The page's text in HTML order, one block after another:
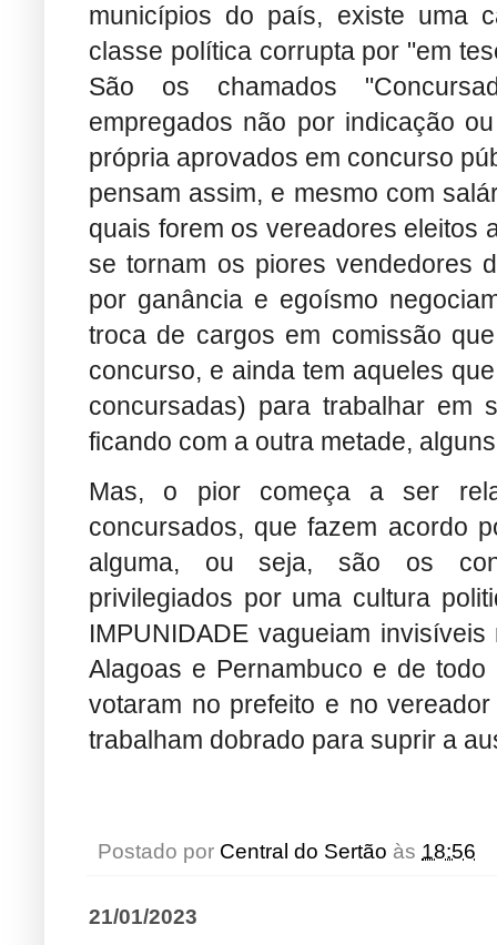
municípios do país, existe uma
classe política corrupta por "em
São os chamados
empregados não por indicação
própria aprovados em concurso
pensam assim, e mesmo com
quais forem os vereadores eleitos
se tornam os piores vendedores
por ganância e egoísmo
troca de cargos em comissão
concurso, e ainda tem aqueles
concursadas) para trabalhar em
ficando com a outra metade,
Mas, o pior começa a ser
concursados, que fazem acordo
alguma, ou seja, são os
privilegiados por uma cultura
IMPUNIDADE vagueiam
Alagoas e Pernambuco e de
votaram no prefeito e no
trabalham dobrado para suprir a
Postado por Central do Sertão às 18:56
21/01/2023